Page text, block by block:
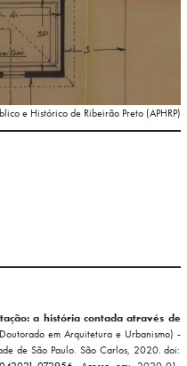
e Histórico de Ribeirão Preto (APHRP)
a história contada através de
em Arquitetura e Urbanismo) -
de São Paulo. São Carlos, 2020. doi: